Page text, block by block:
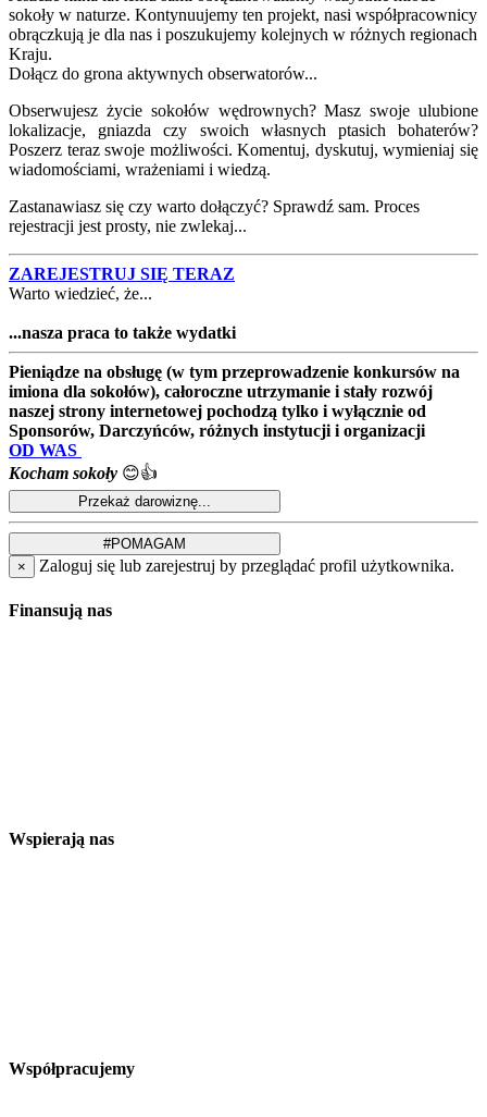
sokoły w naturze. Kontynuujemy ten projekt, nasi współpracownicy
obrączkują je dla nas i poszukujemy kolejnych w różnych regionach
Kraju.
Dołącz do grona aktywnych obserwatorów...
Obserwujesz życie sokołów wędrownych? Masz swoje ulubione
lokalizacje, gniazda czy swoich własnych ptasich bohaterów?
Poszerz teraz swoje możliwości. Komentuj, dyskutuj, wymieniaj się
wiadomościami, wrażeniami i wiedzą.
Zastanawiasz się czy warto dołączyć? Sprawdź sam. Proces
rejestracji jest prosty, nie zwlekaj...
ZAREJESTRUJ SIĘ TERAZ
Warto wiedzieć, że...
...nasza praca to także wydatki
Pieniądze na obsługę (w tym przeprowadzenie konkursów na
imiona dla sokołów), całoroczne utrzymanie i stały rozwój
naszej strony internetowej pochodzą tylko i wyłącznie od
Sponsorów, Darczyńców, różnych instytucji i organizacji
OD WAS
Kocham sokoły 😊👍
× Zaloguj się lub zarejestruj by przeglądać profil użytkownika.
Finansują nas
Wspierają nas
Współpracujemy